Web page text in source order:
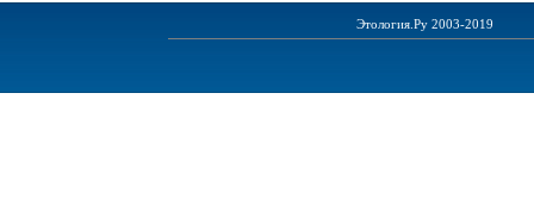
Этология.Ру 2003-2019